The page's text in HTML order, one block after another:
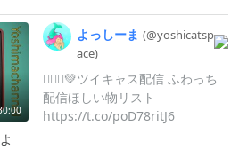
よっしーま (@yoshicatsp
ace)
🧜‍♀️💚ツイキャス配信 ふわっち
配信ほしい物リスト
https://t.co/poD78ritJ6